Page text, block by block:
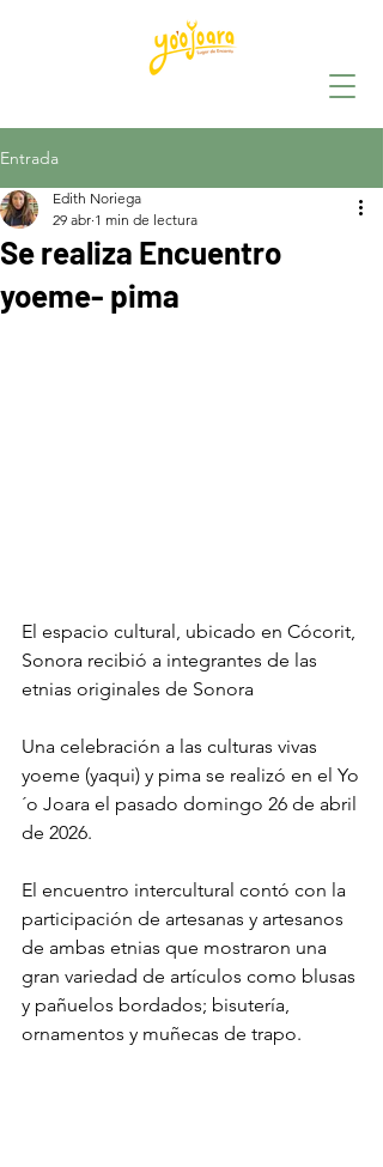
Entrada
Se realiza Encuentro
yoeme- pima
Edith Noriega
29 abr 1 min de lectura
El espacio cultural, ubicado en Cócorit,
Sonora recibió a integrantes de las
etnias originales de Sonora
Una celebración a las culturas vivas
yoeme (yaqui) y pima se realizó en el Yo
´o Joara el pasado domingo 26 de abril
de 2026.
El encuentro intercultural contó con la
participación de artesanas y artesanos
de ambas etnias que mostraron una
gran variedad de artículos como blusas
y pañuelos bordados; bisutería,
ornamentos y muñecas de trapo.